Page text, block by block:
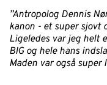
”Antropolog Dennis
kanon - et super sjovt
Ligeledes var jeg helt
BIG og hele hans
Maden var også super